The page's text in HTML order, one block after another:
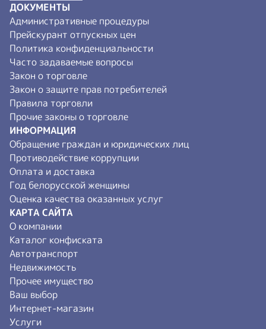
ДОКУМЕНТЫ
Административные процедуры
Прейскурант отпускных цен
Политика конфиденциальности
Часто задаваемые вопросы
Закон о торговле
Закон о защите прав потребителей
Правила торговли
Прочие законы о торговле
ИНФОРМАЦИЯ
Обращение граждан и юридических лиц
Противодействие коррупции
Оплата и доставка
Год белорусской женщины
Оценка качества оказанных услуг
КАРТА САЙТА
О компании
Каталог конфиската
Автотранспорт
Недвижимость
Прочее имущество
Ваш выбор
Интернет-магазин
Услуги